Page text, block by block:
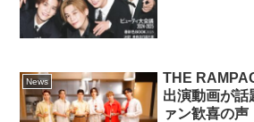
トーク』な
News
THE
出演動画が話
ァン歓喜の